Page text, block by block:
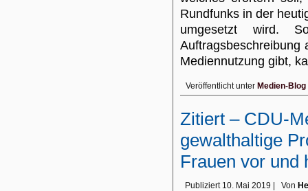
Rundfunks in der
umgesetzt wird.
Auftragsbeschreibung
Mediennutzung gibt,
Veröffentlicht unter Medien-Blog
Zitiert – CDU-
gewalthaltige
Frauen vor und
Publiziert 10. Mai 2019 Von